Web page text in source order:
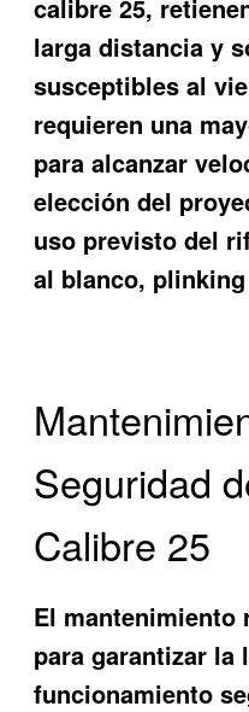
calibre 25,
larga distancia y
susceptibles al
requieren una
para alcanzar
elección del
uso previsto del
al blanco, plinking
Seguridad
Calibre 25
El mantenimiento
para garantizar la
funcionamiento